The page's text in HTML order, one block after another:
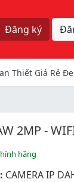
Đăng ký
Thiết Giá Rẻ
2MP -
hãng
CAMERA IP